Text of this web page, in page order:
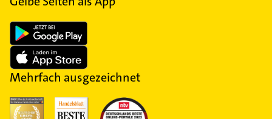
Mehrfach ausgezeichnet